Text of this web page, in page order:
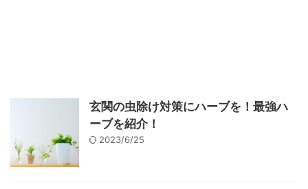
玄関の虫除け対策にハーブを！最強ハ
ーブを紹介！
2023/6/25